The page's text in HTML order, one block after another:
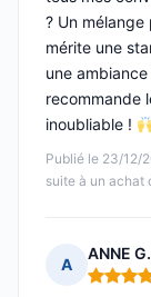
Publié le 23/12/
suite à un achat
? Un
mérite une
une
recommande
inoubliable !
A
ANNE G.
Note : 5